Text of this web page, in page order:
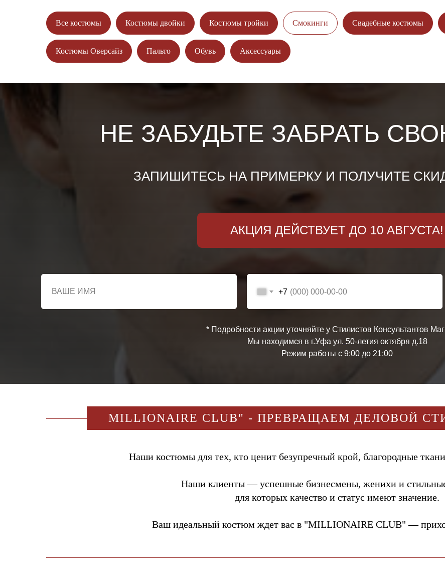
Все костюмы Костюмы двойки Костюмы тройки Смокинги Свадебные костюмы
Костюмы Оверсайз Пальто Обувь Аксессуары
ЗАПИШИТЕСЬ НА ПРИМЕРКУ И ПОЛУЧИТЕ
НЕ ЗАБУДЬТЕ ЗАБРАТЬ
АКЦИЯ ДЕЙСТВУЕТ ДО 10 АВГУСТА!
* Подробности акции уточняйте у Стилистов Консультантов
Мы находимся в г.Уфа ул. 50-летия октября д.18
Режим работы с 9:00 до 21:00
+7
MILLIONAIRE CLUB" - ПРЕВРАЩАЕМ ДЕЛОВОЙ
Наши костюмы для тех, кто ценит безупречный крой, благородные
Наши клиенты — успешные бизнесмены, женихи и
для которых качество и статус имеют значение.
Ваш идеальный костюм ждет вас в "MILLIONAIRE CLUB" —